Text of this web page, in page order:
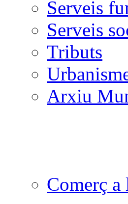
Serveis
Serveis
Tributs
Arxiu
Comerç a